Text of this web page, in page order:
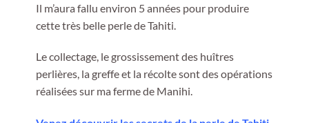
Il m’aura fallu environ 5 années pour produire
cette très belle perle de Tahiti.
Le collectage, le grossissement des huîtres
perlières, la greffe et la récolte sont des opérations
réalisées sur ma ferme de Manihi.